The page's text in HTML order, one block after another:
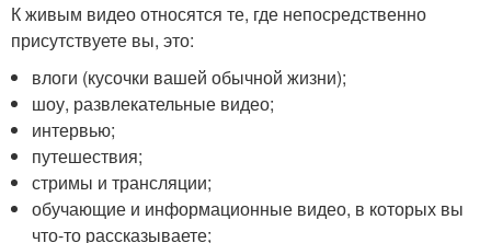
К живым видео относятся те, где непосредственно
присутствуете вы, это:
влоги (кусочки вашей обычной жизни);
шоу, развлекательные видео;
интервью;
путешествия;
стримы и трансляции;
обучающие и информационные видео, в которых вы
что-то рассказываете;